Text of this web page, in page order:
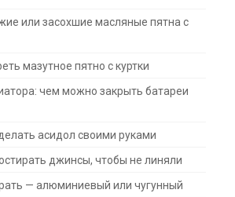
или засохшие масляные пятна с
мазутное пятно с куртки
чем можно закрыть батареи
асидол своими руками
джинсы, чтобы не линяли
— алюминиевый или чугунный